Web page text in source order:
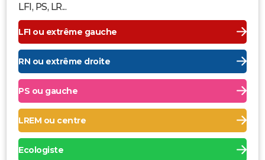
LFI, PS, LR...
LFI ou extrême gauche
RN ou extrême droite
PS ou gauche
LREM ou centre
Ecologiste